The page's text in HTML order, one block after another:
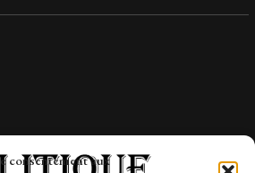
consentement aux